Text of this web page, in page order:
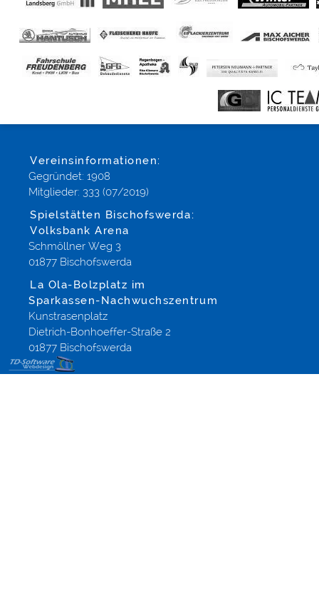
Vereinsinformationen:
Gegründet: 1908
Mitglieder: 333 (07/2019)
Spielstätten Bischofswerda:
Volksbank Arena
Schmöllner Weg 3
01877 Bischofswerda
La Ola-Bolzplatz im
Sparkassen-Nachwuchszentrum
Kunstrasenplatz
Dietrich-Bonhoeffer-Straße 2
01877 Bischofswerda